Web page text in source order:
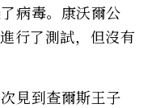
病毒。康沃爾公
行了測試，但沒有
見到查爾斯王子